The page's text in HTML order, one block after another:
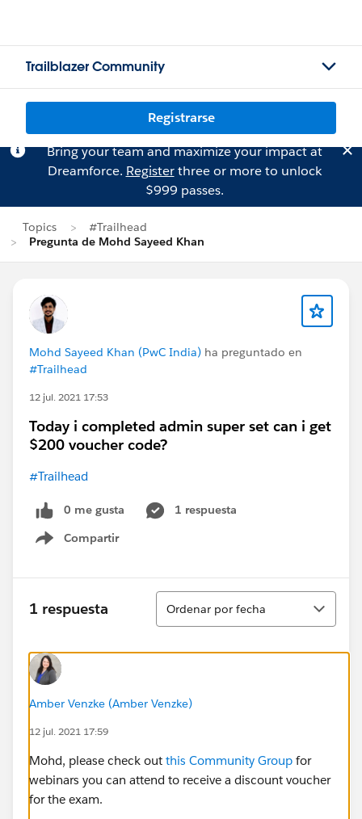
Trailblazer Community
Registrarse
Bring your team and maximize your impact at
Dreamforce. Registerthree or more to unlock
$999 passes.
Topics
#Trailhead
Pregunta de Mohd Sayeed Khan
Mohd Sayeed Khan (PwC India) ha preguntado en
#Trailhead
12 jul. 2021 17:53
Today i completed admin super set can i get
$200 voucher code?
#Trailhead
0 me gusta
1 respuesta
Compartir
Show menu
1 respuesta
Ordenar
Ordenar por fecha
Amber Venzke (Amber Venzke)
12 jul. 2021 17:59
Mohd, please check out this Community Group for
webinars you can attend to receive a discount voucher
for the exam.